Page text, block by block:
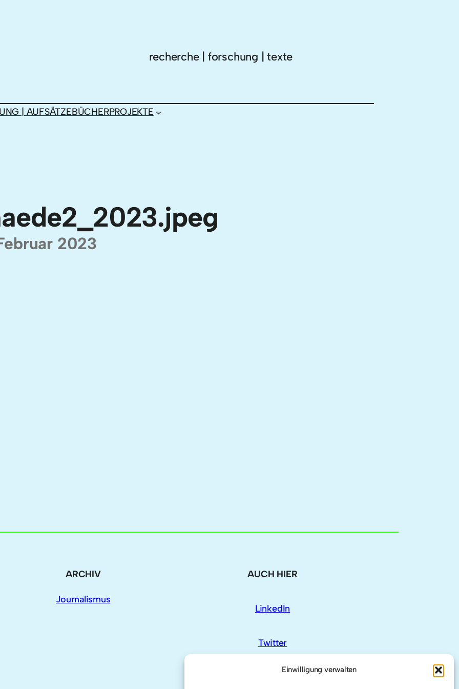
Einwilligung verwalten
recherche | forschung | texte
| AUFSÄTZEBÜCHERPROJEKTE
2023
ARCHIV
Journalismus
AUCH HIER
LinkedIn
Twitter